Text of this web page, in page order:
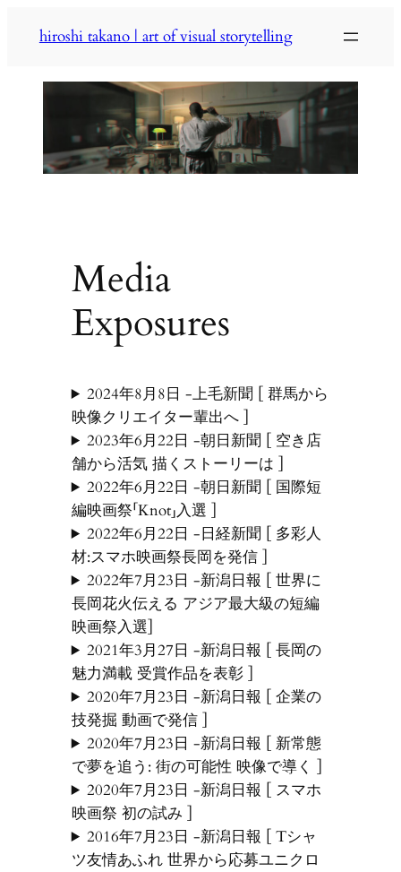
hiroshi takano | art of visual storytelling
Media
Exposures
2024年8月8日 -上毛新聞 [ 群馬から
映像クリエイター輩出へ ]
2023年6月22日 -朝日新聞 [ 空き店
舗から活気 描くストーリーは ]
2022年6月22日 -朝日新聞 [ 国際短
編映画祭「Knot」入選 ]
2022年6月22日 -日経新聞 [ 多彩人
材:スマホ映画祭長岡を発信 ]
2022年7月23日 -新潟日報 [ 世界に
長岡花火伝える アジア最大級の短編
映画祭入選]
2021年3月27日 -新潟日報 [ 長岡の
魅力満載 受賞作品を表彰 ]
2020年7月23日 -新潟日報 [ 企業の
技発掘 動画で発信 ]
2020年7月23日 -新潟日報 [ 新常態
で夢を追う: 街の可能性 映像で導く ]
2020年7月23日 -新潟日報 [ スマホ
映画祭 初の試み ]
2016年7月23日 -新潟日報 [ Tシャ
ツ友情あふれ 世界から応募ユニクロ